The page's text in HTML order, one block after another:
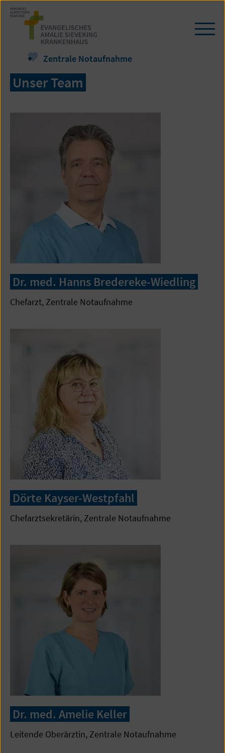
Zum
Seiteninhalt
springen
Zentrale Notaufnahme
Unser Team
Dr. med. Hanns Bredereke-Wiedling
Chefarzt, Zentrale Notaufnahme
Dörte Kayser-Westpfahl
Chefarztsekretärin, Zentrale Notaufnahme
Dr. med. Amelie Keller
Leitende Oberärztin, Zentrale Notaufnahme